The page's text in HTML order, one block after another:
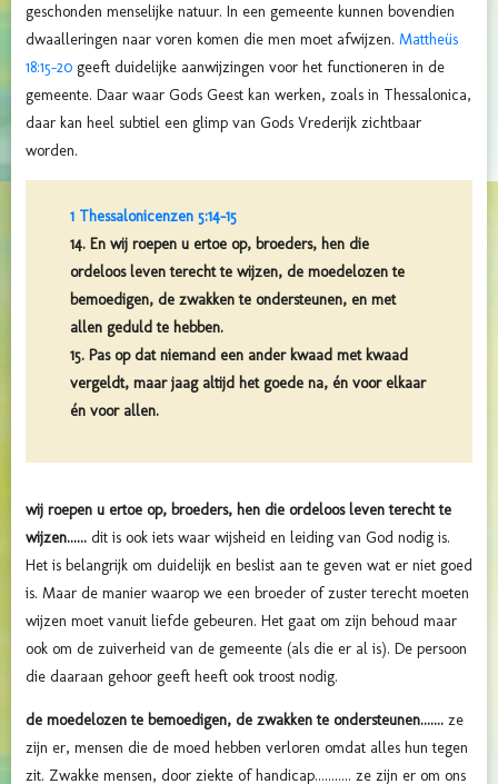
geschonden menselijke natuur. In een gemeente kunnen bovendien
dwaalleringen naar voren komen die men moet afwijzen. Mattheüs
18:15-20 geeft duidelijke aanwijzingen voor het functioneren in de
gemeente. Daar waar Gods Geest kan werken, zoals in Thessalonica,
daar kan heel subtiel een glimp van Gods Vrederijk zichtbaar
worden.
1 Thessalonicenzen 5:14-15
14. En wij roepen u ertoe op, broeders, hen die
ordeloos leven terecht te wijzen, de moedelozen te
bemoedigen, de zwakken te ondersteunen, en met
allen geduld te hebben.
15. Pas op dat niemand een ander kwaad met kwaad
vergeldt, maar jaag altijd het goede na, én voor elkaar
én voor allen.
wij roepen u ertoe op, broeders, hen die ordeloos leven terecht te
wijzen...... dit is ook iets waar wijsheid en leiding van God nodig is.
Het is belangrijk om duidelijk en beslist aan te geven wat er niet goed
is. Maar de manier waarop we een broeder of zuster terecht moeten
wijzen moet vanuit liefde gebeuren. Het gaat om zijn behoud maar
ook om de zuiverheid van de gemeente (als die er al is). De persoon
die daaraan gehoor geeft heeft ook troost nodig.
de moedelozen te bemoedigen, de zwakken te ondersteunen....... ze
zijn er, mensen die de moed hebben verloren omdat alles hun tegen
zit. Zwakke mensen, door ziekte of handicap........... ze zijn er om ons